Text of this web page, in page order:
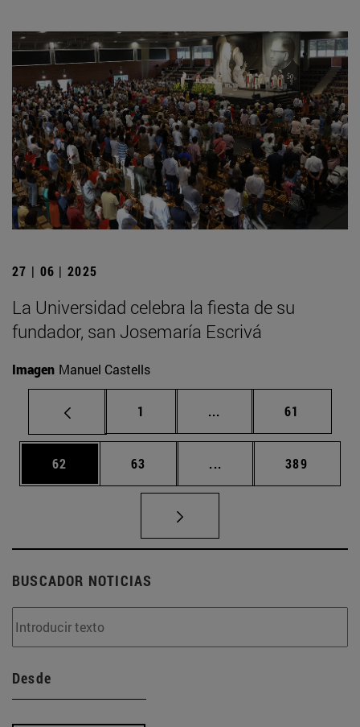
27 | 06 | 2025
La Universidad celebra la fiesta de su
fundador, san Josemaría Escrivá
Imagen Manuel Castells
Página
1 ... Páginas intermedias
Página
61
Página
62 Página
63 ... Páginas intermedias
Página
389
BUSCADOR NOTICIAS
Desde